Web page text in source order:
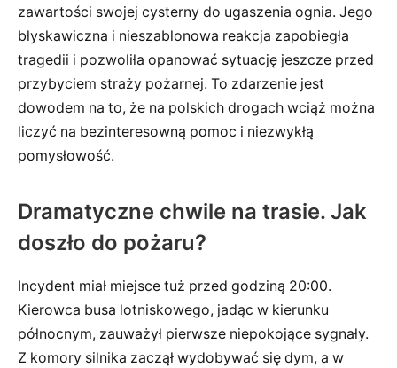
zawartości swojej cysterny do ugaszenia ognia. Jego
błyskawiczna i nieszablonowa reakcja zapobiegła
tragedii i pozwoliła opanować sytuację jeszcze przed
przybyciem straży pożarnej. To zdarzenie jest
dowodem na to, że na polskich drogach wciąż można
liczyć na bezinteresowną pomoc i niezwykłą
pomysłowość.
Dramatyczne chwile na trasie. Jak
doszło do pożaru?
Incydent miał miejsce tuż przed godziną 20:00.
Kierowca busa lotniskowego, jadąc w kierunku
północnym, zauważył pierwsze niepokojące sygnały.
Z komory silnika zaczął wydobywać się dym, a w